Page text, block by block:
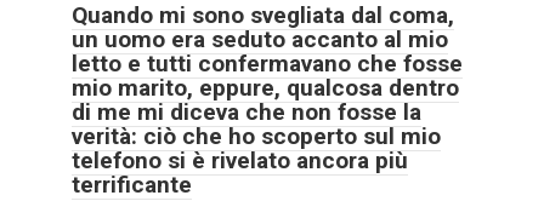
Quando mi sono svegliata dal coma,
un uomo era seduto accanto al mio
letto e tutti confermavano che fosse
mio marito, eppure, qualcosa dentro
di me mi diceva che non fosse la
verità: ciò che ho scoperto sul mio
telefono si è rivelato ancora più
terrificante